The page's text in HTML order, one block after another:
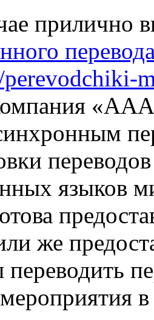
прилично
языков
же
переводить